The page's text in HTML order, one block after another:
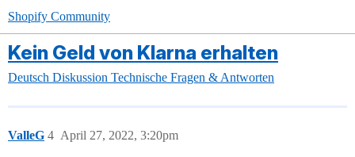
Shopify Community
Kein Geld von Klarna erhalten
Deutsch Diskussion Technische Fragen & Antworten
ValleG April 27, 2022, 3:20pm
4